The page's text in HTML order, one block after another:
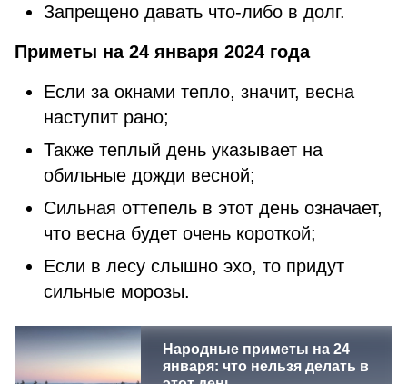
Запрещено давать что-либо в долг.
Приметы на 24 января 2024 года
Если за окнами тепло, значит, весна
наступит рано;
Также теплый день указывает на
обильные дожди весной;
Сильная оттепель в этот день означает,
что весна будет очень короткой;
Если в лесу слышно эхо, то придут
сильные морозы.
Народные приметы на 24
января: что нельзя делать в